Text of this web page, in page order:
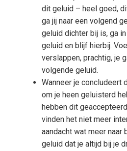
dit geluid – heel goed,
ga jij naar een volgend
geluid dichter bij is, ga
geluid en blijf hierbij.
verslappen, prachtig, je
volgende geluid.
Wanneer je concludeert
om je heen geluisterd
hebben dit
vinden het niet meer
aandacht wat meer naar
geluid dat je altijd bij je